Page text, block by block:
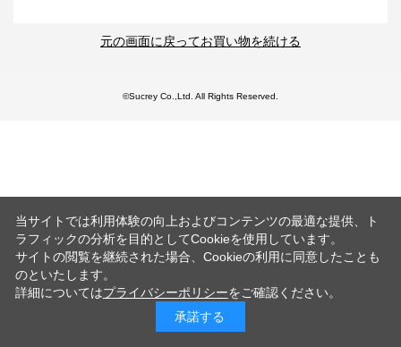
元の画面に戻ってお買い物を続ける
©Sucrey Co.,Ltd. All Rights Reserved.
当サイトでは利用体験の向上およびコンテンツの最適な提供、ト
ラフィックの分析を目的としてCookieを使用しています。
サイトの閲覧を継続された場合、Cookieの利用に同意したことも
のといたします。
詳細についてはプライバシーポリシーをご確認ください。
承諾する